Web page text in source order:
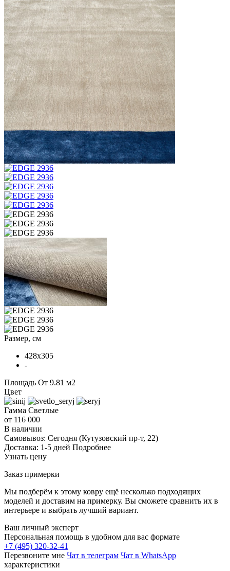
Размер, см
428x305
-
Площадь От 9.81 м2
Цвет
Гамма Светлые
от 116 000
В наличии
Самовывоз: Сегодня (Кутузовский пр-т, 22)
Доставка: 1-5 дней Подробнее
Узнать цену
Заказ примерки
Мы подберём к этому ковру ещё несколько подходящих
моделей и доставим на примерку. Вы сможете сравнить их в
интерьере и выбрать лучший вариант.
Ваш личный эксперт
Персональная помощь в удобном для вас формате
+7 (495) 320-32-41
Перезвоните мне Чат в телеграм Чат в WhatsApp
характеристики